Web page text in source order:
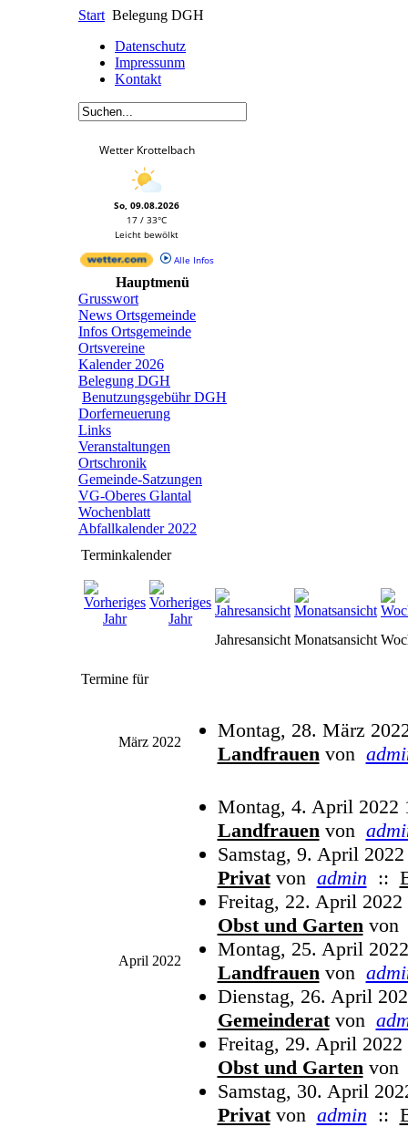
Start Belegung DGH
Datenschutz
Impressunm
Kontakt
Wetter Krottelbach
So, 09.08.2026
17 / 33°C
Leicht bewölkt
Alle Infos
Hauptmenü
Grusswort
News Ortsgemeinde
Infos Ortsgemeinde
Ortsvereine
Kalender 2026
Belegung DGH
Benutzungsgebühr DGH
Dorferneuerung
Links
Veranstaltungen
Ortschronik
Gemeinde-Satzungen
VG-Oberes Glantal
Wochenblatt
Abfallkalender 2022
Terminkalender
Jahresansicht Monatsansicht
Termine für
März 2022
Montag, 28. März
Landfrauenvon
April 2022
Montag, 4. April 2022
Landfrauenvon
Samstag, 9. April 2022
Privatvon admin ::
Freitag, 22. April 2022
Obst und Gartenvon
Montag, 25. April
Landfrauenvon
Dienstag, 26. April
Gemeinderatvon
Freitag, 29. April 2022
Obst und Gartenvon
Samstag, 30. April
Privatvon admin ::